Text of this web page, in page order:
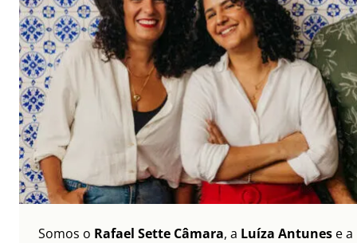
Somos o Rafael Sette Câmara, a Luíza Antunes e a